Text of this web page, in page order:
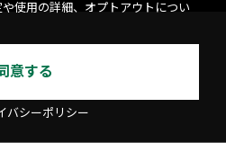
使用の詳細、オプトアウトについ
意する
バシーポリシー